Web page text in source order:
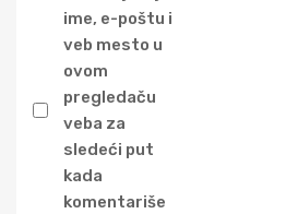
ime, e-poštu i
veb mesto u
ovom
pregledaču
veba za
sledeći put
kada
komentariše